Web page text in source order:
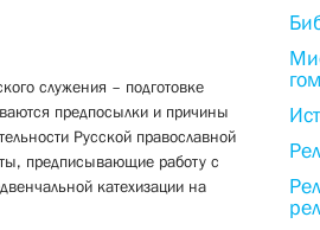
служения – подготовке
предпосылки и причины
Русской православной
предписывающие работу с
катехизации на